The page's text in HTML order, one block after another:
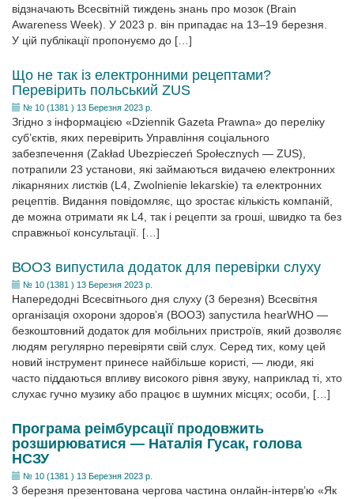
відзначають Всесвітній тиждень знань про мозок (Brain
Awareness Week). У 2023 р. він припадає на 13–19 березня.
У цій публікації пропонуємо до […]
Що не так із електронними рецептами?
Перевірить польський ZUS
№ 10 (1381 ) 13 Березня 2023 р.
Згідно з інформацією «Dziennik Gazeta Prawna» до переліку
суб’єктів, яких перевірить Управління соціального
забезпечення (Zakład Ubezpieczeń Społecznych — ZUS),
потрапили 23 установи, які займаються видачею електронних
лікарняних листків (L4, Zwolnienie lekarskie) та електронних
рецептів. Видання повідомляє, що зростає кількість компаній,
де можна отримати як L4, так і рецепти за гроші, швидко та без
справжньої консультації. […]
ВООЗ випустила додаток для перевірки слуху
№ 10 (1381 ) 13 Березня 2023 р.
Напередодні Всесвітнього дня слуху (3 березня) Всесвітня
організація охорони здоров’я (ВООЗ) запустила hearWHO —
безкоштовний додаток для мобільних пристроїв, який дозволяє
людям регулярно перевіряти свій слух. Серед тих, кому цей
новий інструмент принесе найбільше користі, — люди, які
часто піддаються впливу високого рівня звуку, наприклад ті, хто
слухає гучно музику або працює в шумних місцях; особи, […]
Програма реімбурсації продовжить
розширюватися — Наталія Гусак, голова
НСЗУ
№ 10 (1381 ) 13 Березня 2023 р.
3 березня презентована чергова частина онлайн-інтерв’ю «Як